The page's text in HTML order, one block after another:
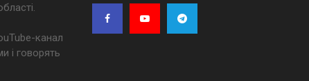
канал
і говорять